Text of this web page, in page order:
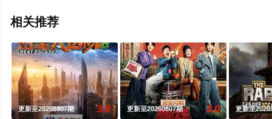
相关推荐
更新至20260807期 3.0 更新至20260807期 3.0 更新至